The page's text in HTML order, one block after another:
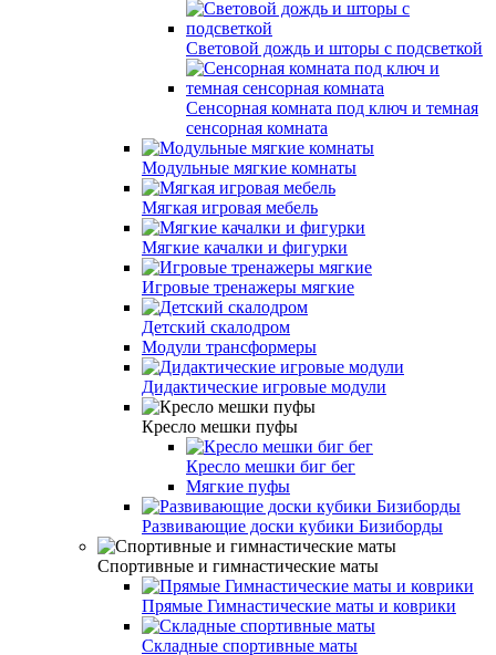
Световой дождь и шторы с подсветкой
Сенсорная комната под ключ и темная
сенсорная комната
Модульные мягкие комнаты
Мягкая игровая мебель
Мягкие качалки и фигурки
Игровые тренажеры мягкие
Детский скалодром
Модули трансформеры
Дидактические игровые модули
Кресло мешки пуфы
Кресло мешки биг бег
Мягкие пуфы
Развивающие доски кубики Бизиборды
Спортивные и гимнастические маты
Прямые Гимнастические маты и коврики
Складные спортивные маты